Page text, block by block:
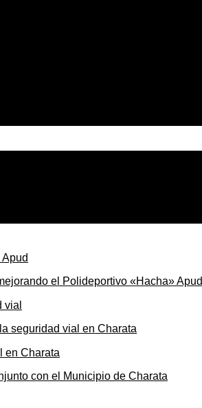
el Polideportivo «Hacha» Apud
seguridad vial en Charata
con el Municipio de Charata